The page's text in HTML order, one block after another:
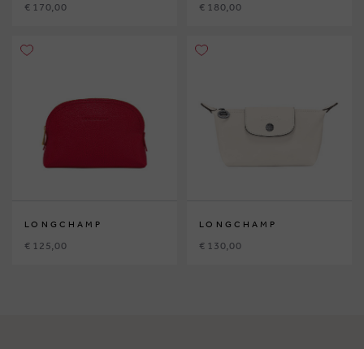
€ 170,00 € 180,00
LONGCHAMP
€ 125,00
LONGCHAMP
€ 130,00